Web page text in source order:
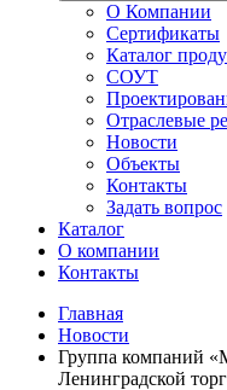
О Компании
Сертификаты
Каталог
СОУТ
Отраслевые
Новости
Объекты
Контакты
Задать вопрос
Каталог
О компании
Контакты
Главная
Новости
Группа компаний
Ленинградской